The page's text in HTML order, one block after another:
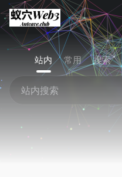
站内 常用 搜索